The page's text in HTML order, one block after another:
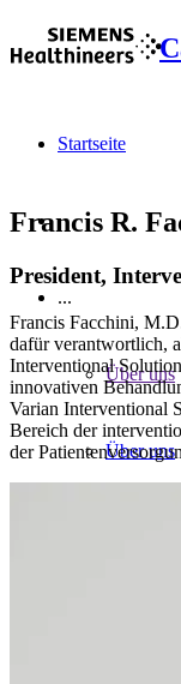
Startseite
...
Über uns
Über uns
Francis R.
President,
Francis Facchini,
dafür verantwortlich,
Interventional
innovativen
Varian Interventional
Bereich der
der